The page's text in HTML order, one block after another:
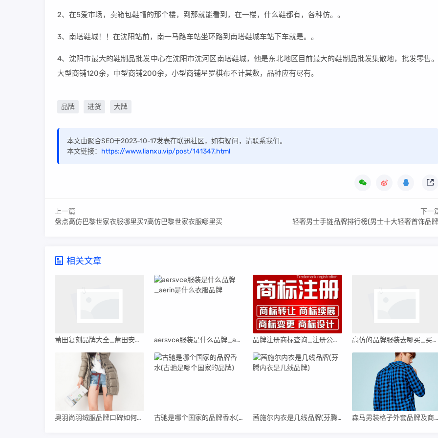
2、在5爱市场，卖箱包鞋帽的那个楼，到那就能看到，在一楼，什么鞋都有，各种仿。。
3、南塔鞋城！！在沈阳站前，南一马路车站坐环路到南塔鞋城车站下车就是。。
4、沈阳市最大的鞋制品批发中心在沈阳市沈河区南塔鞋城，他是东北地区目前最大的鞋制品批发集散地，批发零售。
大型商铺120余，中型商铺200余，小型商铺星罗棋布不计其数，品种应有尽有。
品牌 进货 大牌
本文由聚合SEO于2023-10-17发表在联迅社区，如有疑问，请联系我们。
本文链接： https://www.lianxu.vip/post/141347.html
上一篇
盘点高仿巴黎世家衣服哪里买?高仿巴黎世家衣服哪里买
下一
轻奢男士手链品牌排行榜(男士十大轻奢首饰品
相关文章
莆田复刻品牌大全_莆田安福电商城414号档口 aersvce服装是什么品牌_aerin是什么衣服品牌 品牌注册商标查询_注册公司网上申请入口 高仿的品牌服装去哪买_买高仿的衣服在哪
奥羽尚羽绒服品牌口碑如何【奥羽尚羽绒服品牌口碑】 古驰是哪个国家的品牌香水(古驰是哪个国家的品牌) 茜施尔内衣是几线品牌(芬腾内衣是几线品牌) 森马男装格子外套品牌及商品图片_森马男装格子外套品牌及商品